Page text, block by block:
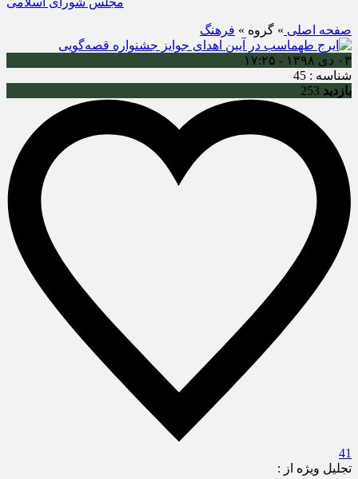
صفحه اصلی » گروه » فرهنگ
۰۳ دی ۱۳۹۸ - ۱۷:۲۵
شناسه : 45
بازدید 253
41
تجلیل ویژه از :